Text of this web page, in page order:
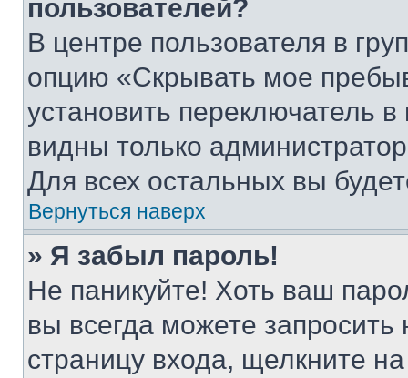
пользователей?
В центре пользователя в
опцию «Скрывать мое
установить переключатель
видны только
Для всех остальных вы
Вернуться наверх
» Я забыл пароль!
Не паникуйте! Хоть ваш
вы всегда можете
страницу входа, щелкните